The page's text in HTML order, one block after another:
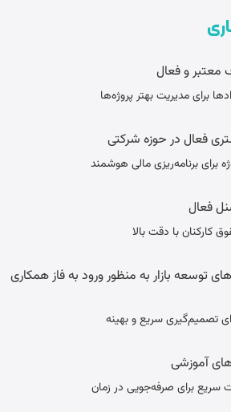
معتبر و فعال
برای مدیریت بهتر پروژه‌ها
برای برنامه‌ریزی مالی هوشمند
کارکنان با دقت بالا
توسعه بازار به منظور ورود به فاز همکاری
تصمیم‌گیری سریع و بهینه
آموزشی
سریع برای صرفه‌جویی در زمان